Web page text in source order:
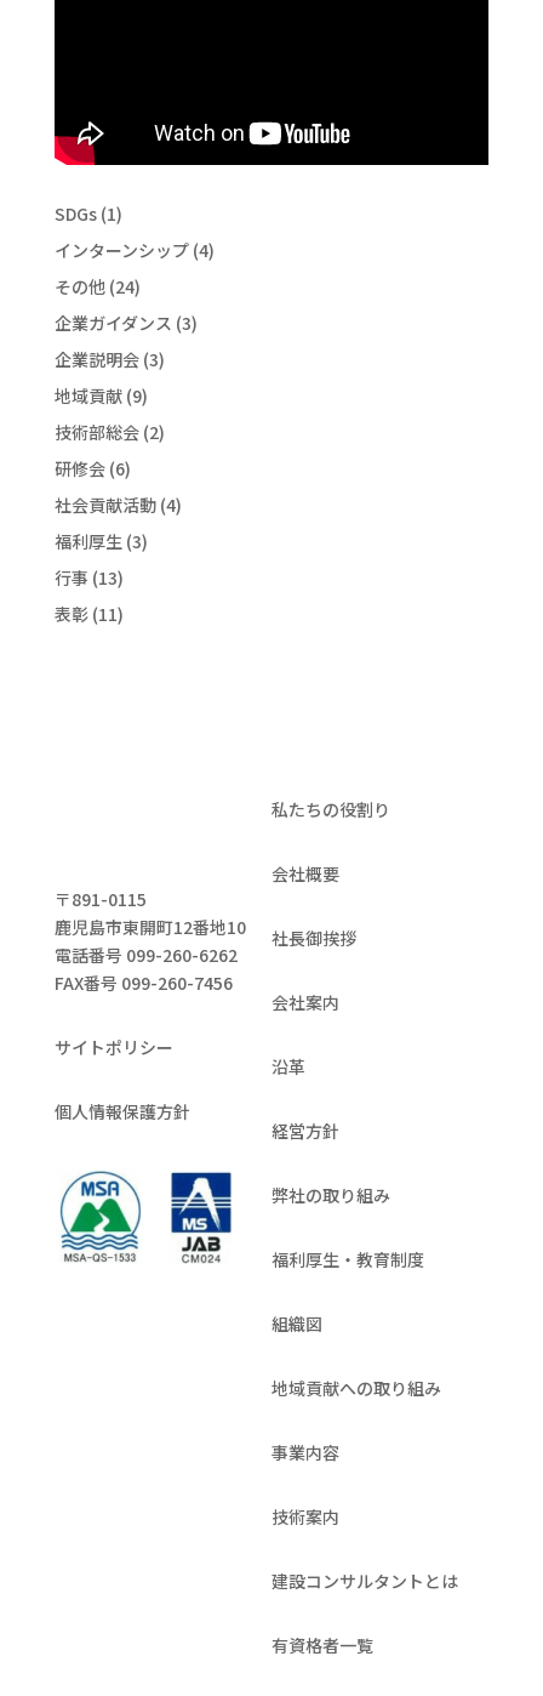
SDGs(1)
インターンシップ(4)
その他(24)
企業ガイダンス (3)
企業説明会(3)
地域貢献(9)
技術部総会(2)
研修会(6)
社会貢献活動(4)
福利厚生(3)
行事 (13)
表彰(11)
〒891-0115
鹿児島市東開町12番地10
電話番号 099-260-6262
FAX番号 099-260-7456
サイトポリシー
個人情報保護方針
私たちの役割り
会社概要
社長御挨拶
会社案内
沿革
経営方針
弊社の取り組み
福利厚生・教育制度
組織図
地域貢献への取り組み
事業内容
技術案内
建設コンサルタントとは
有資格者一覧